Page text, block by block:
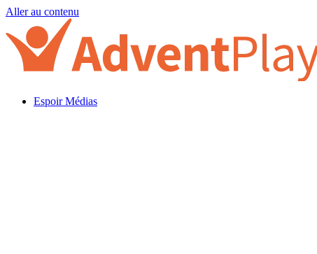
Aller au contenu
Espoir Médias